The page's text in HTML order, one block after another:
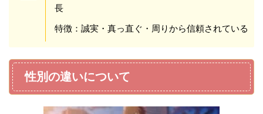
長
特徴：誠実・真っ直ぐ・周りから信頼されている
性別の違いについて